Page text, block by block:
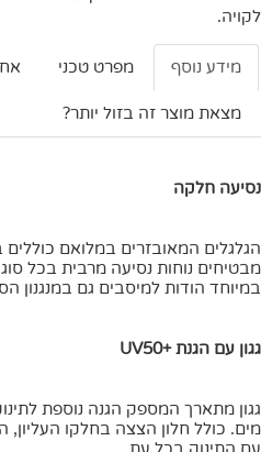
לקויה.
מידע נוסף מפרט טכני
מצאת מוצר זה בזול יותר?
נסיעה חלקה
הגלגלים המאובזרים במלואם כוללים
מבטיחים נוחות נסיעה מרבית בכל
במיוחד הודות למיסבים גם במנגנון
גגון עם הגנת +UV50
מים. כולל חלון הצצה בחלקו